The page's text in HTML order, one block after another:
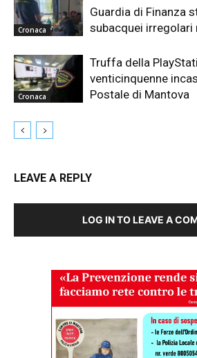
Cronaca
Guardia di Finanza
subacquei irregolari
Cronaca
Truffa della
venticinquenne
Postale di Mantova
LEAVE A REPLY
LOG IN TO LEAVE A